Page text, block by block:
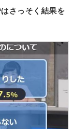
さっそく結果を